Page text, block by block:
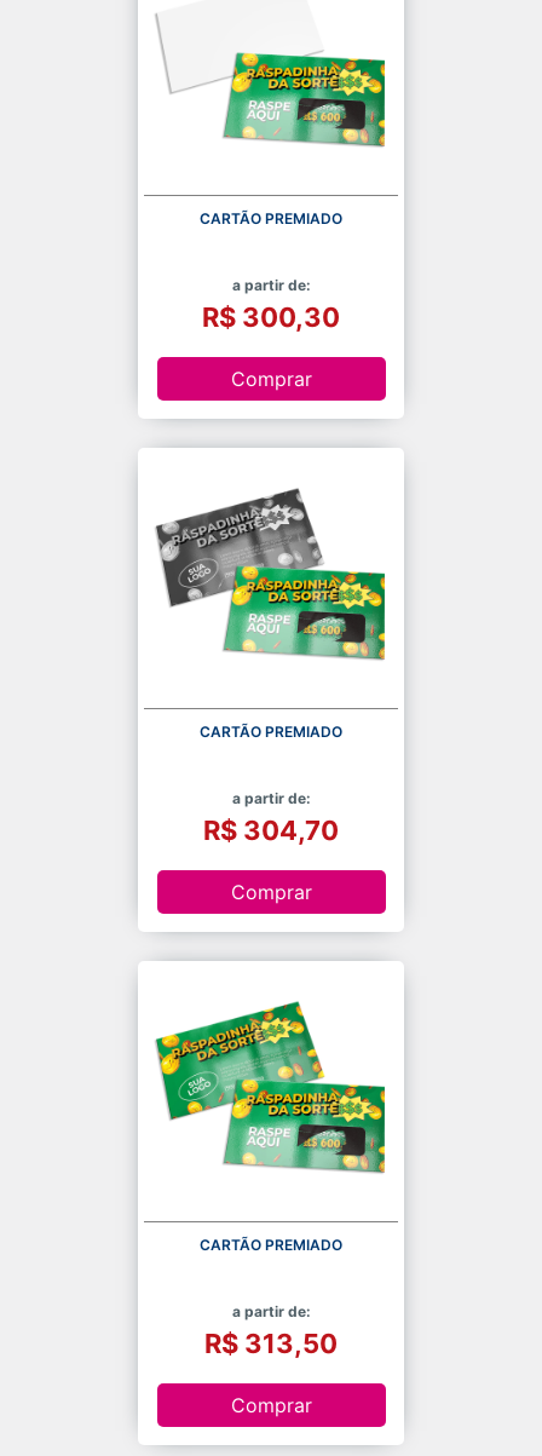
CARTÃO PREMIADO
a partir de:
R$ 300,30
Comprar
CARTÃO PREMIADO
a partir de:
R$ 304,70
Comprar
CARTÃO PREMIADO
a partir de:
R$ 313,50
Comprar